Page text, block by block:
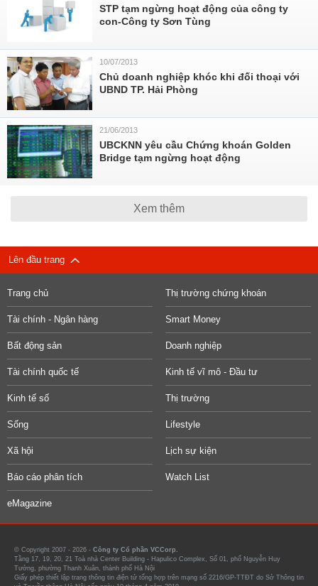
STP tạm ngừng hoạt động của công ty
con-Công ty Sơn Tùng
10/07/2013
Chủ doanh nghiệp khóc khi đối thoại với
UBND TP. Hải Phòng
21/06/2013
UBCKNN yêu cầu Chứng khoán Golden
Bridge tạm ngừng hoạt động
Xem thêm
Lên đầu trang
Trang chủ Thị trường chứng khoán
Tài chính - Ngân hàng Smart Money
Bất động sản Doanh nghiệp
Tài chính quốc tế Kinh tế vĩ mô - Đầu tư
Kinh tế số Thị trường
Sống Lifestyle
Xã hội Lịch sự kiện
Báo cáo phân tích Watch List
eMagazine
© Copyright 2007 - 2026 - Công ty Cổ phần VCCorp.
Tầng 17, 19, 20, 21 Toà nhà Center Building - Hapulico Complex, Số 01, phố Nguyễn Huy
Tưởng, phường Thanh Xuân, thành phố Hà Nội
Giấy phép thiết lập trang thông tin điện tử tổng hợp trên mạng số 2216/GP-TTĐT do Sở Thông tin